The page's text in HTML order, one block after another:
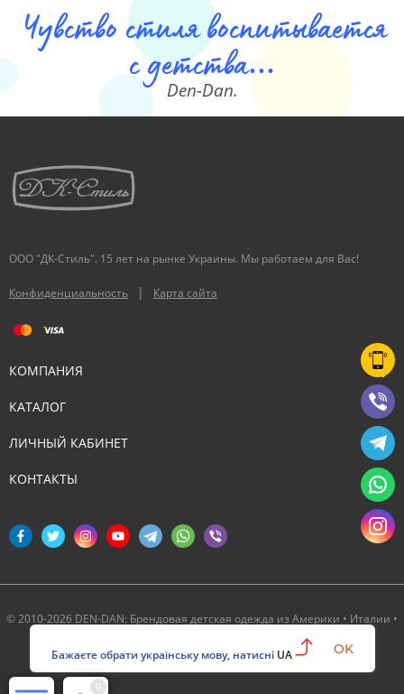
Чувство стиля воспитывается
с детства...
Den-Dan.
ООО "ДК-Стиль". 15 лет на рынке Украины. Мы работаем для Вас!
Конфиденциальность | Карта сайта
КОМПАНИЯ
КАТАЛОГ
ЛИЧНЫЙ КАБИНЕТ
КОНТАКТЫ
© 2010-2026 DEN-DAN: Брендовая детская одежда из Америки • Италии •
0
Бажаєте обрати українську мову, натисні UA OK